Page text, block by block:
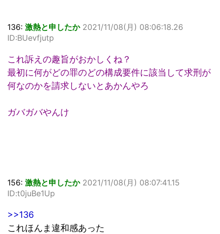
136: 激熱と申したか 2021/11/08(月) 08:06:18.26
ID:BUevfjutp
これ訴えの趣旨がおかしくね？
最初に何がどの罪のどの構成要件に該当して求刑が
何なのかを請求しないとあかんやろ
ガバガバやんけ
156: 激熱と申したか 2021/11/08(月) 08:07:41.15
ID:t0juBe1Up
>>136
これほんま違和感あった